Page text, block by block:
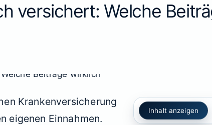
versichert: Welche
Inhalt anzeigen
Krankenversicherung
eigenen Einnahmen.